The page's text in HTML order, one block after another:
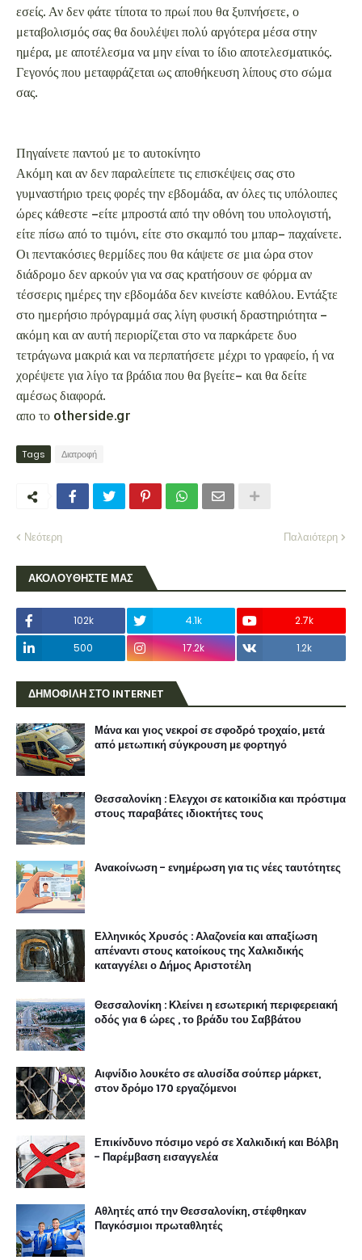
γυμναστήριο τρεις φορές την εβδομάδα, αν όλες τις υπόλοιπες
ώρες κάθεστε –είτε μπροστά από την οθόνη του υπολογιστή,
είτε πίσω από το τιμόνι, είτε στο σκαμπό του μπαρ– παχαίνετε.
Οι πεντακόσιες θερμίδες που θα κάψετε σε μια ώρα στον
διάδρομο δεν αρκούν για να σας κρατήσουν σε φόρμα αν
ακόμη και αν αυτή περιορίζεται στο να παρκάρετε δυο
τετράγωνα μακριά και να περπατήσετε μέχρι το γραφείο, ή να
χορέψετε για λίγο τα βράδια που θα βγείτε– και θα δείτε
αμέσως διαφορά.
απο το otherside.gr
Tags Διατροφή
Νεότερη Παλαιότερη
ΑΚΟΛΟΥΘΗΣΤΕ ΜΑΣ
ΔΗΜΟΦΙΛΗ ΣΤΟ INTERNET
από μετωπική σύγκρουση με φορτηγό
Θεσσαλονίκη : Ελεγχοι σε κατοικίδια και πρόστιμα
στους παραβάτες ιδιοκτήτες τους
Ανακοίνωση - ενημέρωση για τις νέες ταυτότητες
Ελληνικός Χρυσός : Αλαζονεία και απαξίωση
Θεσσαλονίκη : Κλείνει η εσωτερική περιφερειακή
Επικίνδυνο πόσιμο νερό σε Χαλκιδική και Βόλβη
- Παρέμβαση εισαγγελέα
Αθλητές από την Θεσσαλονίκη, στέφθηκαν
Εγκληματίας επιχείρησε να σκοτώσει δύο
Θεσσαλονίκη : Συμμορία οργανωμένων
Nεκρός ανασύρθηκε άντρας σε παραλία της